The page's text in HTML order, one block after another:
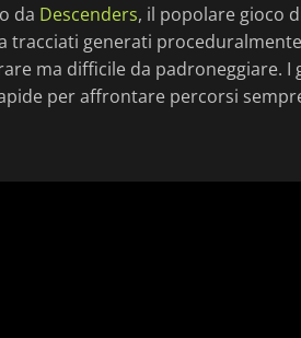
da Descenders, il popolare gioco
tracciati generati
ma difficile da padroneggiare.
per affrontare percorsi